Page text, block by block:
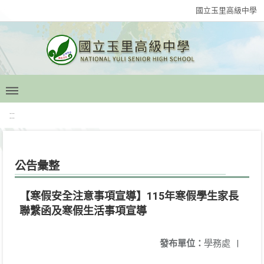
國立玉里高級中學
:::
公告彙整
【寒假安全注意事項宣導】115年寒假學生家長
聯繫函及寒假生活事項宣導
發布單位： 學務處 |